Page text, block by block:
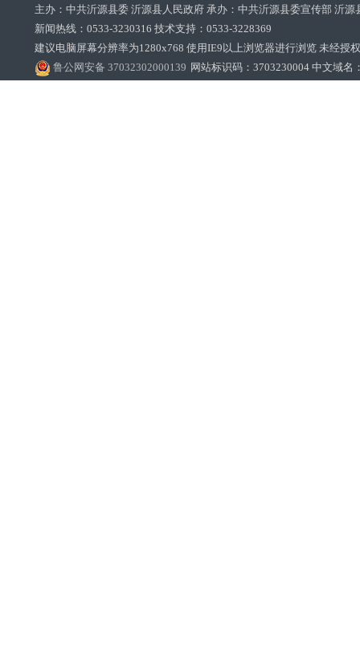
主办：中共沂源县委 沂源县人民政府 承办：中共沂源县委宣传部 沂
新闻热线：0533-3230316 技术支持：0533-3228369‌‌
建议电脑屏幕分辨率为1280x768 使用IE9以上浏览器进行浏览 未经授
鲁公网安备 37032302000139 网站标识码：3703230004 中文域名